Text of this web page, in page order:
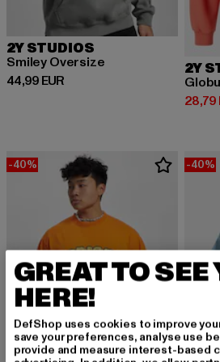
2Y STUDIOS
Smiley Oversize
44,99 EUR
Derzeitiger Preis: 44,99 EUR
2Y
28,79
-40% -40%
GREAT TO SEE
HERE!
DefShop uses cookies to improve
save your preferences, analyse use
provide and measure interest-based